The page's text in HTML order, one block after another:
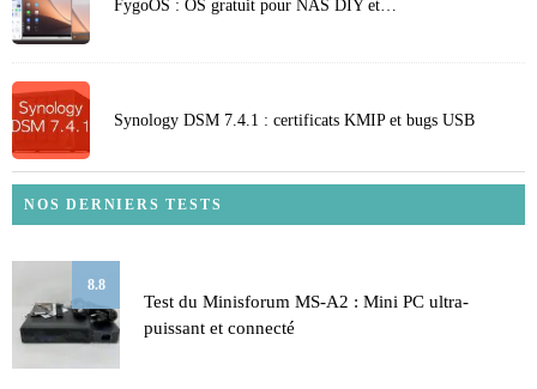
FygoOS : OS gratuit pour NAS DIY et…
Synology DSM 7.4.1 : certificats KMIP et bugs USB
NOS DERNIERS TESTS
8.8
Test du Minisforum MS-A2 : Mini PC ultra-
puissant et connecté